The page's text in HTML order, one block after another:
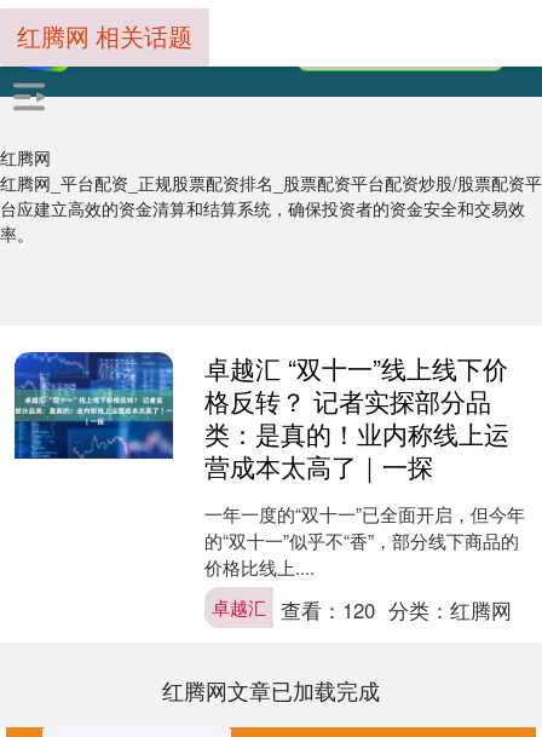
红腾网
红腾网_平台配资_正规股票配资排名_股票配资平台配资炒股/股票配资平
台应建立高效的资金清算和结算系统，确保投资者的资金安全和交易效
率。
红腾网 相关话题
卓越汇 “双十一”线上线下价
格反转？ 记者实探部分品
类：是真的！业内称线上运
营成本太高了｜一探
一年一度的“双十一”已全面开启，但今年
的“双十一”似乎不“香”，部分线下商品的
价格比线上....
卓越汇
查看： 120 分类：红腾网
红腾网文章已加载完成